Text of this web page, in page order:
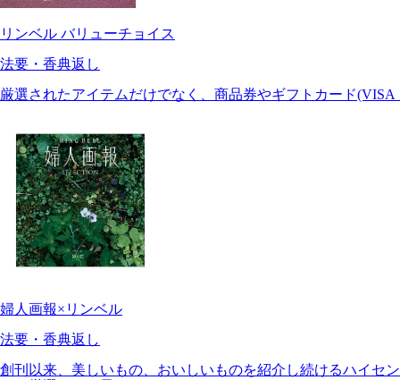
リンベル バリューチョイス
法要・香典返し
厳選されたアイテムだけでなく、商品券やギフトカード
婦人画報×リンベル
法要・香典返し
創刊以来、美しいもの、おいしいものを紹介し続けるハイセ